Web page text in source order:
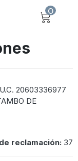
0
20603336977
DE
reclamación: 37